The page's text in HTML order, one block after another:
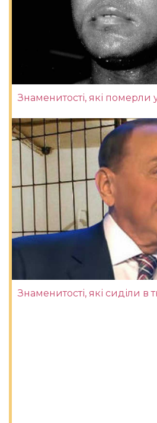
Знаменитості, які померли
Знаменитості, які сиділи в